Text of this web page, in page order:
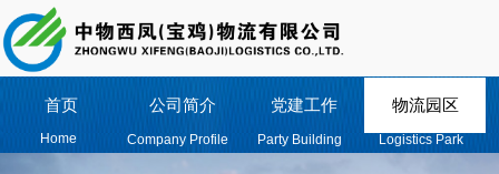
Party Building Logistics Park
Home Company Profile
首页 公司简介 党建工作 物流园区